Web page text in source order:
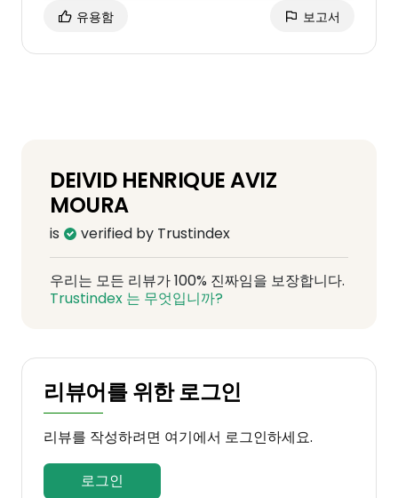
유용함 보고서
DEIVID HENRIQUE AVIZ
MOURA
is verified by Trustindex
우리는 모든 리뷰가 100% 진짜임을 보장합니다.
Trustindex 는 무엇입니까?
리뷰어를 위한 로그인
리뷰를 작성하려면 여기에서 로그인하세요.
로그인